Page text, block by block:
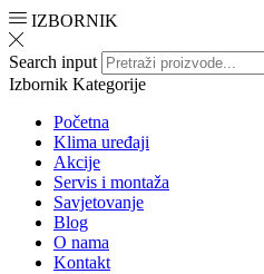
IZBORNIK
Search input
Izbornik Kategorije
Početna
Klima uređaji
Akcije
Servis i montaža
Savjetovanje
Blog
O nama
Kontakt